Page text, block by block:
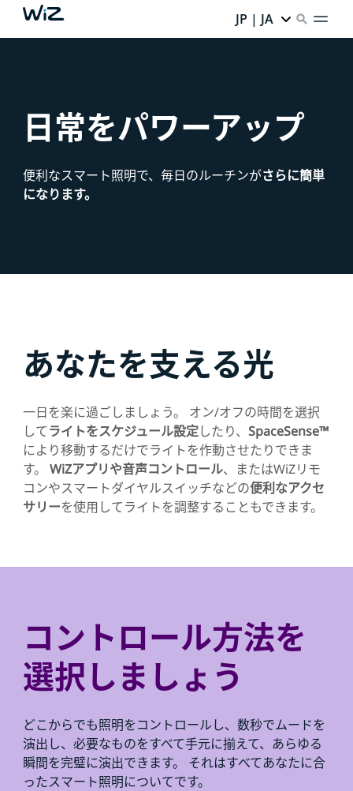
JP | JA
日常をパワーアップ
便利なスマート照明で、毎日のルーチンがさらに簡単
になります。
あなたを支える光
一日を楽に過ごしましょう。 オン/オフの時間を選択
してライトをスケジュール設定したり、 SpaceSense™
により移動するだけでライトを作動させたりできま
す。 WiZアプリや音声コントロール、またはWiZリモ
コンやスマートダイヤルスイッチなどの便利なアクセ
サリーを使用してライトを調整することもできます。
コントロール方法を
選択しましょう
どこからでも照明をコントロールし、数秒でムードを
演出し、必要なものをすべて手元に揃えて、あらゆる
瞬間を完璧に演出できます。 それはすべてあなたに合
ったスマート照明についてです。